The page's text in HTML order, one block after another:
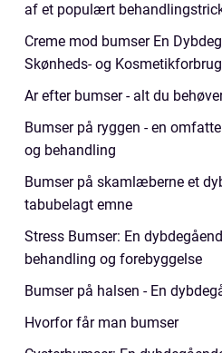
af et populært
Creme mod bumser En
Skønheds- og
Ar efter bumser - alt du
Bumser på ryggen - en
og behandling
Bumser på skamlæberne et
tabubelagt emne
Stress Bumser: En
behandling og forebyggelse
Bumser på halsen - En
Hvorfor får man bumser